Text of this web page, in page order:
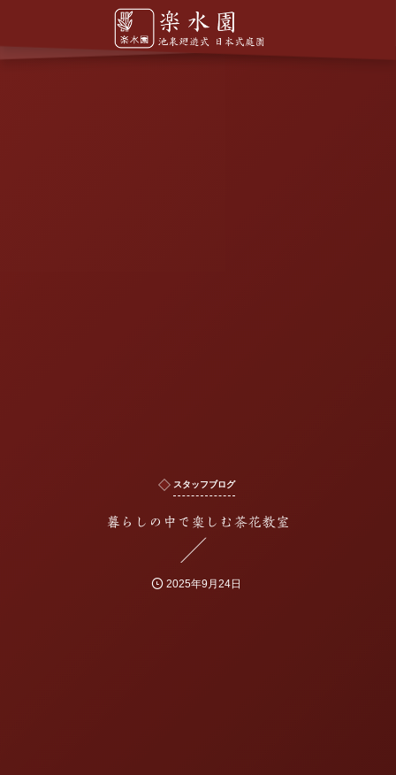
スタッフブログ
暮らしの中で楽しむ茶花教室
2025年9月24日